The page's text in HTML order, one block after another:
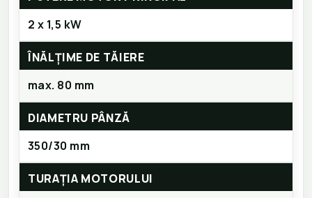
2 x 1,5 kW
ÎNĂLȚIME DE TĂIERE
max. 80 mm
DIAMETRU PÂNZĂ
350/30 mm
TURAȚIA MOTORULUI